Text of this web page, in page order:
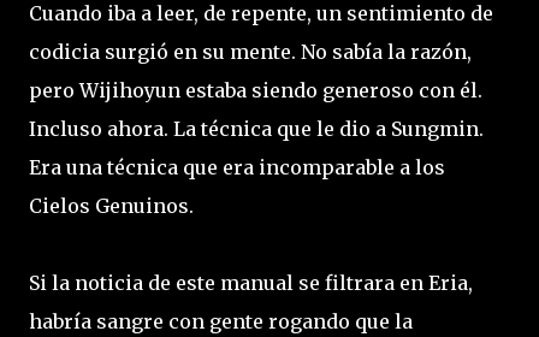
Cuando iba a leer, de repente, un sentimiento de
codicia surgió en su mente. No sabía la razón,
pero Wijihoyun estaba siendo generoso con él.
Incluso ahora. La técnica que le dio a Sungmin.
Era una técnica que era incomparable a los
Cielos Genuinos.
Si la noticia de este manual se filtrara en Eria,
habría sangre con gente rogando que la